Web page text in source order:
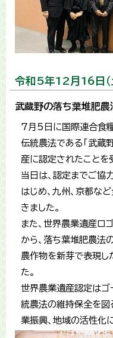
令和5年12月16日（
武蔵野の落ち葉堆肥
7月5日に国際連合食
伝統農法である「武蔵
産に認定されたことを
当日は、認定までご協
はじめ、九州、京都な
きました。
また、世界農業遺産ロ
から、落ち葉堆肥農法
農作物を新芽で表現し
た。
世界農業遺産認定はゴ
統農法の維持保全を図
業振興、地域の活性化